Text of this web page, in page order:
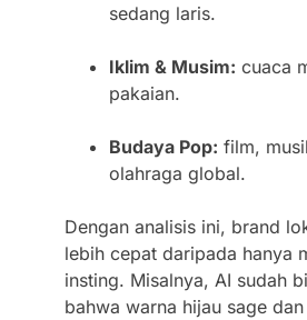
sedang laris.
Iklim & Musim: cuaca
pakaian.
Budaya Pop: film,
olahraga global.
Dengan analisis ini, brand
lebih cepat daripada hanya
insting. Misalnya, AI sudah
bahwa warna hijau sage